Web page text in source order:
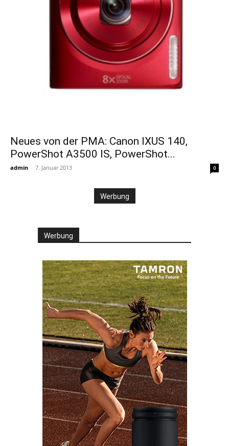
Neues von der PMA: Canon IXUS 140,
PowerShot A3500 IS, PowerShot...
admin - 7. Januar 2013 0
Werbung
Werbung